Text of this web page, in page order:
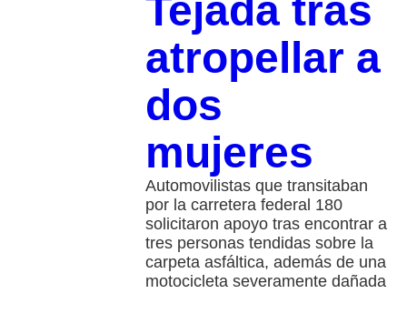
Tejada tras
atropellar a
dos
mujeres
Automovilistas que transitaban
por la carretera federal 180
solicitaron apoyo tras encontrar a
tres personas tendidas sobre la
carpeta asfáltica, además de una
motocicleta severamente dañada